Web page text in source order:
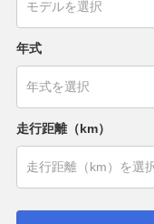
年式
走行距離（km）